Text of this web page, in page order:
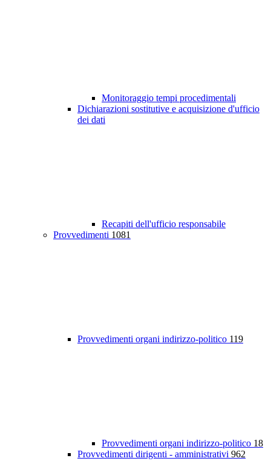
Monitoraggio tempi procedimentali
Dichiarazioni sostitutive e acquisizione d'ufficio
dei dati
Recapiti dell'ufficio responsabile
Provvedimenti 1081
Provvedimenti organi indirizzo-politico 119
Provvedimenti organi indirizzo-politico 18
Provvedimenti dirigenti - amministrativi 962